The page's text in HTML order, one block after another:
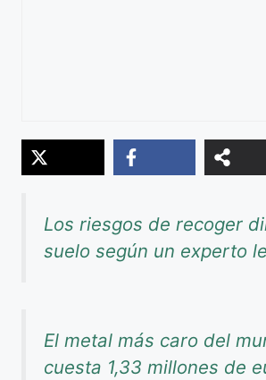
Los riesgos de recoger
suelo según un experto
El metal más caro del
cuesta 1,33 millones de